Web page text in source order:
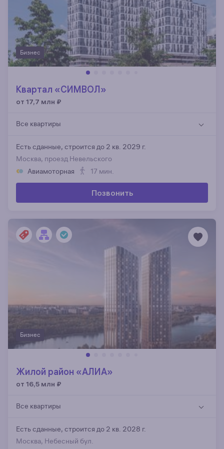
Бизнес
Квартал «СИМВОЛ»
от 17,7 млн ₽
Все квартиры
Есть сданные, строится до 2 кв. 2029 г.
Москва, проезд Невельского
Авиамоторная
17 мин.
Позвонить
Бизнес
Жилой район «АЛИА»
от 16,5 млн ₽
Все квартиры
Есть сданные, строится до 2 кв. 2028 г.
Москва, Небесный бул.